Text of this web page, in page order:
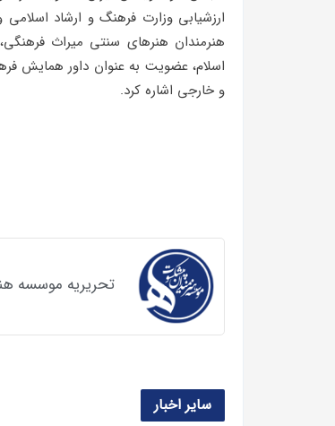
ارزشیابی وزارت فرهنگ و ارشاد
هنرمندان هنرهای سنتی میراث
اسلام، عضویت به عنوان داور همایش
و خارجی اشاره کرد.
تحریریه موسسه
سایر اخبار